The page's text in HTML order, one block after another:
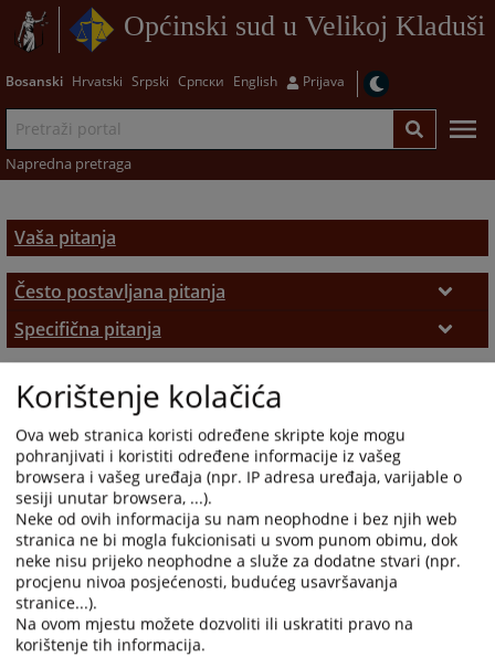
Općinski sud u Velikoj Kladuši
Bosanski Hrvatski Srpski Српски English Prijava
Napredna pretraga
Vaša pitanja
Često postavljana pitanja
Često postavljana pitanja
Specifična pitanja
Zemljišno-knjižni izvadak
Korištenje kolačića
Ova web stranica koristi određene skripte koje mogu
pohranjivati i koristiti određene informacije iz vašeg
browsera i vašeg uređaja (npr. IP adresa uređaja, varijable o
sesiji unutar browsera, ...).
Neke od ovih informacija su nam neophodne i bez njih web
stranica ne bi mogla fukcionisati u svom punom obimu, dok
neke nisu prijeko neophodne a služe za dodatne stvari (npr.
procjenu nivoa posjećenosti, budućeg usavršavanja
stranice...).
Na ovom mjestu možete dozvoliti ili uskratiti pravo na
korištenje tih informacija.